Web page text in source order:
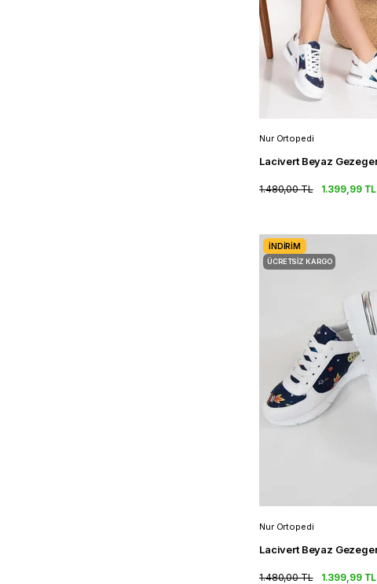
Nur Ortopedi
1.399,99 TL
1.480,00 TL
Nur Ortopedi
1.399,99 TL
1.480,00 TL
İNDIRIM
ÜCRETSIZ KARGO